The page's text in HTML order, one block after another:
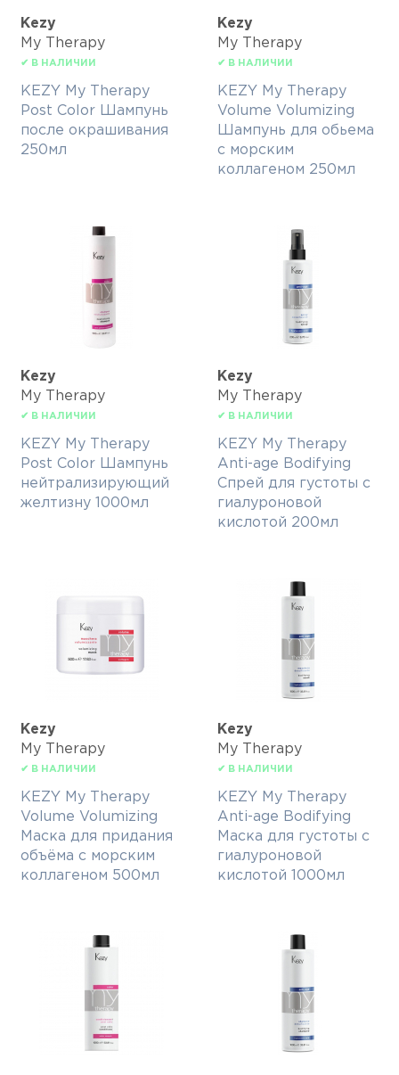
Kezy
My Therapy
✔ В НАЛИЧИИ
KEZY My Therapy
Post Color Шампунь
после окрашивания
250мл
Kezy
My Therapy
✔ В НАЛИЧИИ
KEZY My Therapy
Volume Volumizing
Шампунь для обьема
с морским
коллагеном 250мл
Kezy
My Therapy
✔ В НАЛИЧИИ
KEZY My Therapy
Post Color Шампунь
нейтрализирующий
желтизну 1000мл
Kezy
My Therapy
✔ В НАЛИЧИИ
KEZY My Therapy
Anti-age Bodifying
Спрей для густоты с
гиалуроновой
кислотой 200мл
Kezy
My Therapy
✔ В НАЛИЧИИ
KEZY My Therapy
Volume Volumizing
Маска для придания
объёма с морским
коллагеном 500мл
Kezy
My Therapy
✔ В НАЛИЧИИ
KEZY My Therapy
Anti-age Bodifying
Маска для густоты с
гиалуроновой
кислотой 1000мл